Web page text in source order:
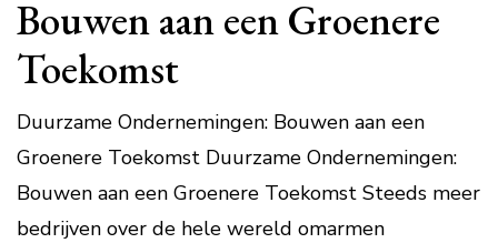
Bouwen aan een Groenere
Toekomst
Duurzame Ondernemingen: Bouwen aan een
Groenere Toekomst Duurzame Ondernemingen:
Bouwen aan een Groenere Toekomst Steeds meer
bedrijven over de hele wereld omarmen